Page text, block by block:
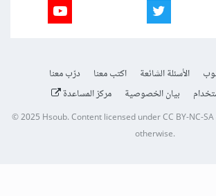
الأسئلة الشائعة اكتب معنا
درّب معنا
بيان الخصوصية مركز المساعدة
© 2025 Hsoub.Content licensed underCC BY-NC-
otherwise.